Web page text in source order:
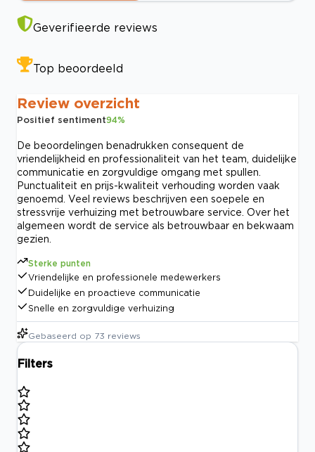
Geverifieerde reviews
Top beoordeeld
Review overzicht
Positief sentiment94%
De beoordelingen benadrukken consequent de
vriendelijkheid en professionaliteit van het team, duidelijke
communicatie en zorgvuldige omgang met spullen.
Punctualiteit en prijs-kwaliteit verhouding worden vaak
genoemd. Veel reviews beschrijven een soepele en
stressvrije verhuizing met betrouwbare service. Over het
algemeen wordt de service als betrouwbaar en bekwaam
gezien.
Sterke punten
Vriendelijke en professionele medewerkers
Duidelijke en proactieve communicatie
Snelle en zorgvuldige verhuizing
Gebaseerd op 73 reviews
Filters